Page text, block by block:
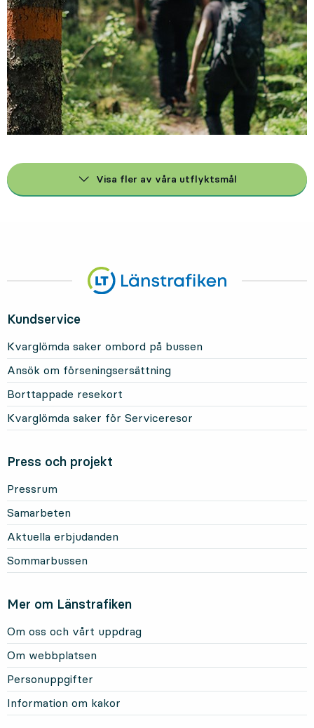
Visa fler av våra utflyktsmål
Kundservice
Kvarglömda saker ombord på bussen
Ansök om förseningsersättning
Borttappade resekort
Kvarglömda saker för Serviceresor
Press och projekt
Pressrum
Samarbeten
Aktuella erbjudanden
Sommarbussen
Mer om Länstrafiken
Om oss och vårt uppdrag
Om webbplatsen
Personuppgifter
Information om kakor